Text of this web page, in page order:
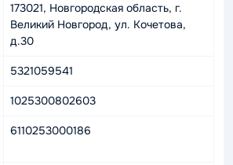
173021, Новгородская область, г.
Великий Новгород, ул. Кочетова,
д.30
5321059541
1025300802603
6110253000186